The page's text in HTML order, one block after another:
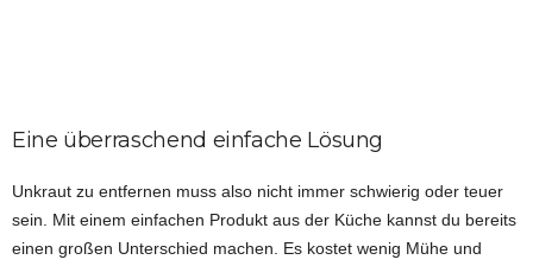
Eine überraschend einfache Lösung
Unkraut zu entfernen muss also nicht immer schwierig oder teuer
sein. Mit einem einfachen Produkt aus der Küche kannst du bereits
einen großen Unterschied machen. Es kostet wenig Mühe und